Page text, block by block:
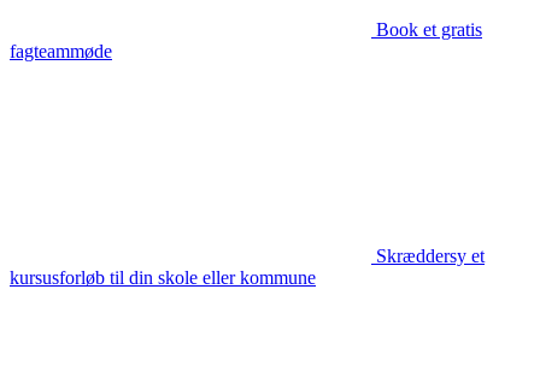
Book et gratis
fagteammøde
Skræddersy et
kursusforløb til din skole eller kommune